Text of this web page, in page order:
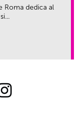
Roma dedica al